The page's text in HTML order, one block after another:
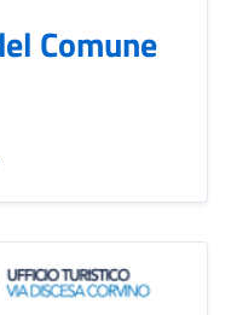
Comune